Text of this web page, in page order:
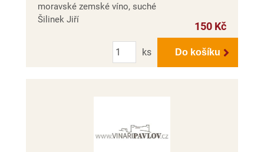
moravské zemské víno, suché
Šilinek Jiří
150 Kč
Počet
ks
Do košíku